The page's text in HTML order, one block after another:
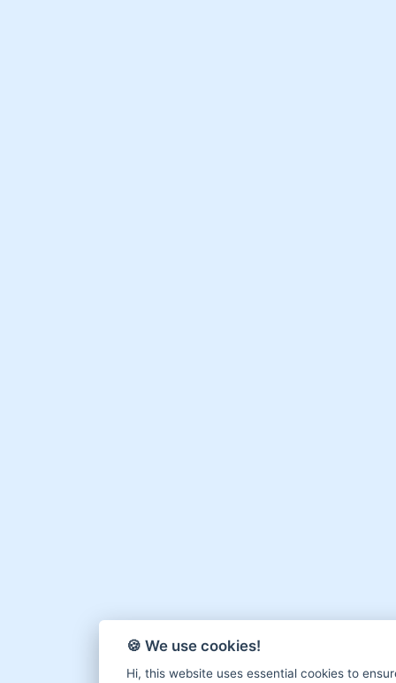
🍪 We use cookies!
Hi, this website uses essential cookies to